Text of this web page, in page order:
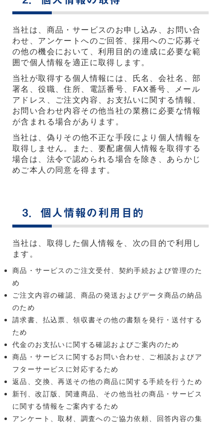
当社は、商品・サービスのお申し込み、お問い合
わせ、アンケートへのご回答、採用へのご応募そ
の他の機会において、利用目的の達成に必要な範
囲で個人情報を適正に取得します。
当社が取得する個人情報には、氏名、会社名、部
署名、役職、住所、電話番号、FAX番号、メール
アドレス、ご注文内容、お支払いに関する情報、
お問い合わせ内容その他当社の業務に必要な情報
が含まれる場合があります。
当社は、偽りその他不正な手段により個人情報を
取得しません。また、要配慮個人情報を取得する
場合は、法令で認められる場合を除き、あらかじ
めご本人の同意を得ます。
3．個人情報の利用目的
当社は、取得した個人情報を、次の目的で利用し
ます。
商品・サービスのご注文受付、契約手続および管理のた
め
ご注文内容の確認、商品の発送およびデータ商品の納品
のため
請求書、払込票、領収書その他の書類を発行・送付する
ため
代金のお支払いに関する確認およびご案内のため
商品・サービスに関するお問い合わせ、ご相談およびア
フターサービスに対応するため
返品、交換、再送その他の商品に関する手続を行うため
新刊、改訂版、関連商品、その他当社の商品・サービス
に関する情報をご案内するため
アンケート、取材、調査へのご協力依頼、回答内容の集